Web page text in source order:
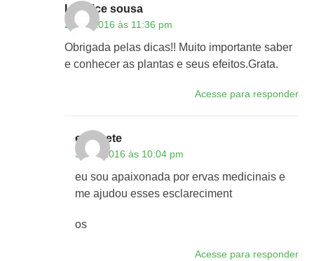
Leonice sousa
25/02/2016 às 11:36 pm
Obrigada pelas dicas!! Muito importante saber
e conhecer as plantas e seus efeitos.Grata.
Acesse para responder
elizabete
31/03/2016 às 10:04 pm
eu sou apaixonada por ervas medicinais e
me ajudou esses esclareciment
os
Acesse para responder